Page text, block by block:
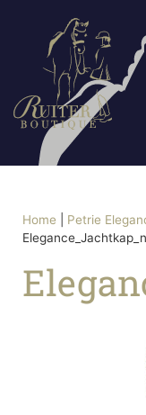
Home Petrie